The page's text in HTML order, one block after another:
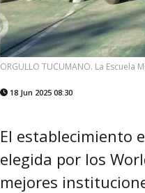
ORGULLO TUCUMANO. La
18 Jun 2025 08:30
El establecimiento
elegida por los
mejores